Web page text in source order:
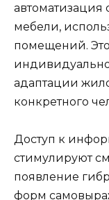
автоматизация
мебели,
помещений.
адаптации
конкретного
Доступ к
стимулируют
появление
форм